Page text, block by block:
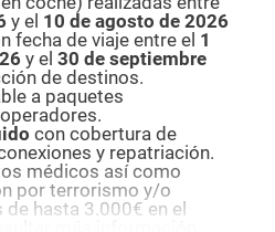
y el 10 de agosto de 2026
fecha de viaje entre el 1
y el 30 de septiembre
de destinos.
a paquetes
con cobertura de
y repatriación.
médicos así como
por terrorismo y/o
hasta 3.000€ en el